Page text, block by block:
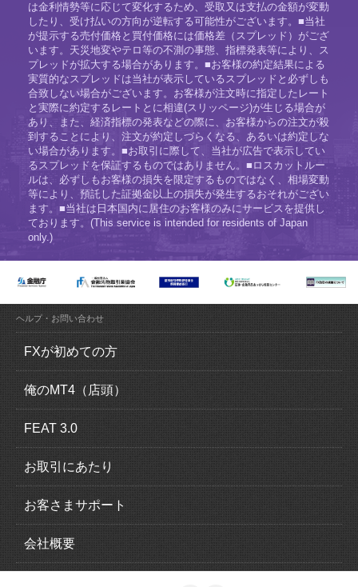
は金利情勢等に応じて変化するため、受取又は支払の金額が変動
したり、受け払いの方向が逆転する可能性がございます。■当社
が提示する売付価格と買付価格には価格差（スプレッド）がござ
います。天災地変やテロ等の不測の事態、指標発表等により、ス
プレッドが拡大する場合があります。■お客様の約定結果による
実質的なスプレッドは当社が表示しているスプレッドと必ずしも
合致しない場合がございます。お客様が注文時に指定したレート
と実際に約定するレートとに相違(スリッページ)が生じる場合が
あり、また、経済指標の発表などの際に、お客様からの注文が殺
到することにより、注文が約定しづらくなる、あるいは約定しな
い場合があります。■お取引に際して、当社が広告で表示してい
るスプレッドを保証するものではありません。■ロスカットルー
ルは、必ずしもお客様の損失を限定するものではなく、相場変動
等により、預託した証拠金以上の損失が発生するおそれがござい
ます。■当社は日本国内に居住のお客様のみにサービスを提供し
ております。(This service is intended for residents of Japan
only.)
ヘルプ・お問い合わせ
FXが初めての方
FX（外国為替証拠金取引）とは？
FXの魅力とは？
ロスカットについて
追加証拠金について
スリッページについて
スワップポイントについて
俺のMT4（店頭）
俺のMT4（MetaTrader4）の特徴
取引概要
FEAT 3.0
FEAT 3.0の特徴
運用感覚ガイド
取引概要
お取引にあたり
口座開設の流れ
本人確認書類
お客さまサポート
入出金について
会社概要